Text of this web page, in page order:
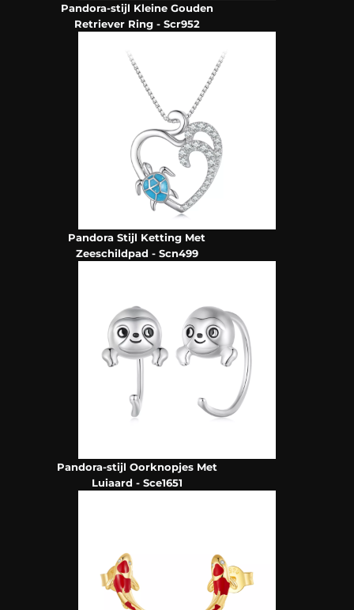
Pandora-stijl Kleine Gouden
Retriever Ring - Scr952
Pandora Stijl Ketting Met
Zeeschildpad - Scn499
Pandora-stijl Oorknopjes Met
Luiaard - Sce1651